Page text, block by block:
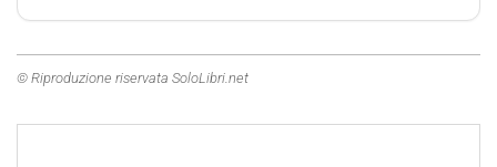
© Riproduzione riservata SoloLibri.net